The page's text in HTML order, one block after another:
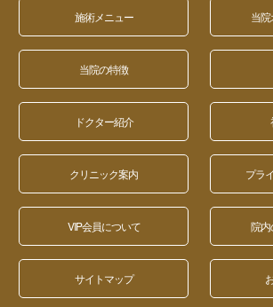
施術メニュー 当
当院の特徴
ドクター紹介
クリニック案内 プラ
VIP会員について 院内
サイトマップ